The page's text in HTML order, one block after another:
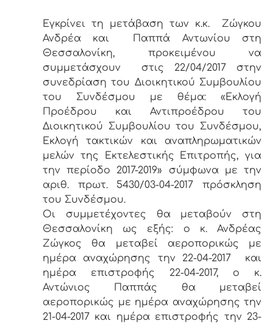
Εγκρίνει τη μετάβαση των κ.κ. Ζώγκου
Ανδρέα και Παππά Αντωνίου στη
Θεσσαλονίκη, προκειμένου να
συμμετάσχουν στις 22/04/2017 στην
συνεδρίαση του Διοικητικού Συμβουλίου
του Συνδέσμου με θέμα: «Εκλογή
Προέδρου και Αντιπροέδρου του
Διοικητικού Συμβουλίου του Συνδέσμου,
Εκλογή τακτικών και αναπληρωματικών
μελών της Εκτελεστικής Επιτροπής, για
την περίοδο 2017-2019» σύμφωνα με την
αριθ. πρωτ. 5430/03-04-2017 πρόσκληση
του Συνδέσμου.
Οι συμμετέχοντες θα μεταβούν στη
Θεσσαλονίκη ως εξής: ο κ. Ανδρέας
Ζώγκος θα μεταβεί αεροπορικώς με
ημέρα αναχώρησης την 22-04-2017 και
ημέρα επιστροφής 22-04-2017, ο κ.
Αντώνιος Παππάς θα μεταβεί
αεροπορικώς με ημέρα αναχώρησης την
21-04-2017 και ημέρα επιστροφής την 23-